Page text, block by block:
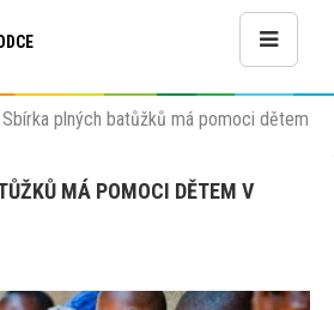
Sbírka plných batůžků má pomoci dětem
MÁ POMOCI DĚTEM V